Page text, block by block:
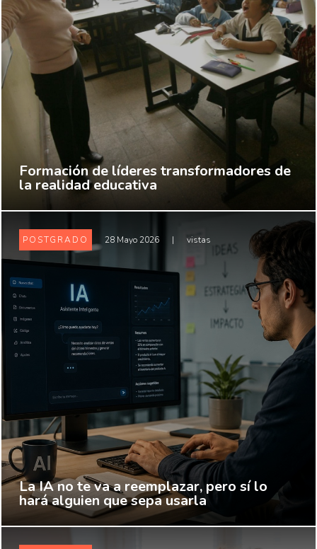
Formación de líderes transformadores de
la realidad educativa
POSTGRADO 28 Mayo 2026 | vistas
La IA no te va a reemplazar, pero sí lo
hará alguien que sepa usarla